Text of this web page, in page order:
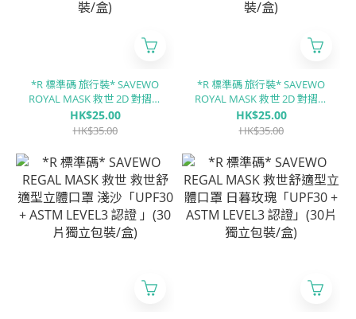
*R 標準碼 旅行裝* SAVEWO
ROYAL MASK 救世 2D 對摺型
口罩 桂枝「KF94 + KN95 +
ASTM LEVEL3 認證 」(5片獨
HK$25.00
HK$35.00
*R 標準碼 旅行裝* SAVEWO
ROYAL MASK 救世 2D 對摺型
口罩 酷黑「KF94 + KN95 +
ASTM LEVEL3 認證 」(5片獨
HK$25.00
HK$35.00